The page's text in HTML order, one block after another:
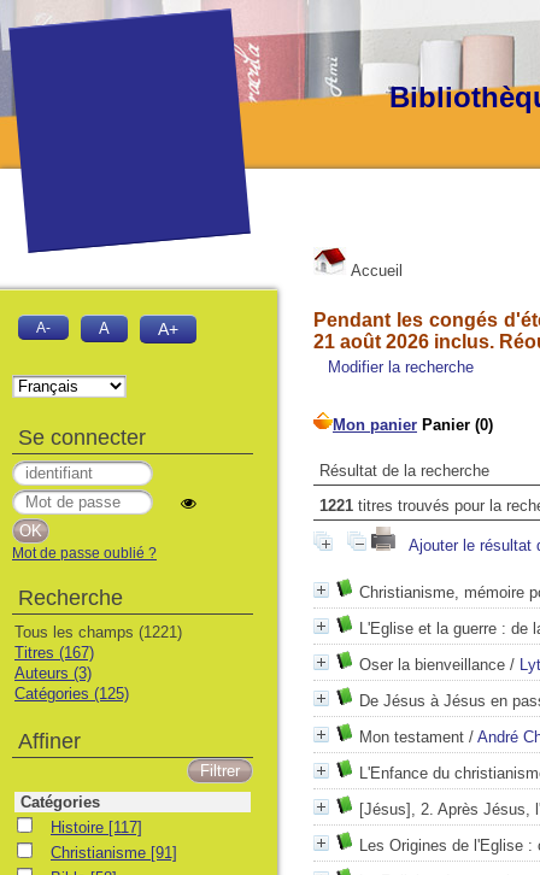
Accueil
Pendant les congés
21 août 2026 inclus.
Modifier la recherche
Résultat de la recherche
1221 titres trouvés pour la
Ajouter le résultat
Christianisme, mémoire
L'Eglise et la guerre : de
Oser la bienveillance /
De Jésus à Jésus en
Mon testament / André
L'Enfance du
[Jésus], 2. Après Jésus,
Les Origines de l'Eglise
A- A A+
Se connecter
Mot de passe oublié ?
Recherche
Tous les champs (1221)
Titres (167)
Auteurs (3)
Catégories (125)
Affiner
Catégories
HistoireHistoire [117]
Christianisme
Christianisme [91]